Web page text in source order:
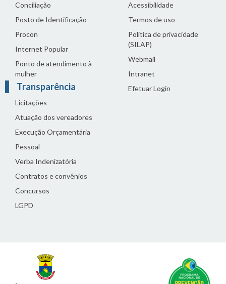
Conciliação
Posto de Identificação
Procon
Internet Popular
Ponto de atendimento à
mulher
Transparência
Licitações
Atuação dos vereadores
Execução Orçamentária
Pessoal
Verba Indenizatória
Contratos e convênios
Concursos
LGPD
Acessibilidade
Termos de uso
Política de privacidade
(SILAP)
Webmail
Intranet
Efetuar Login